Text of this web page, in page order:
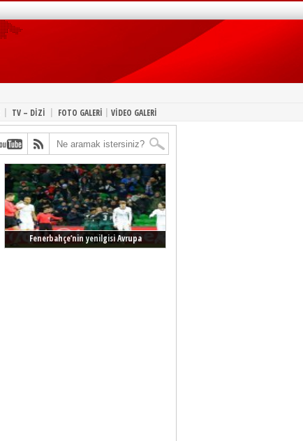
| TV – DİZİ | FOTO GALERİ | VİDEO GALERİ
Fenerbahçe’nin yenilgisi Avrupa